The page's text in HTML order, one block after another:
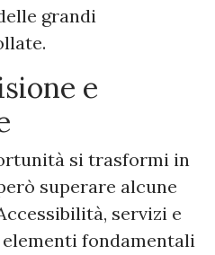
grandi
e
si trasformi in
superare alcune
servizi e
fondamentali